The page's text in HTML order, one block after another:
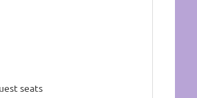
seats